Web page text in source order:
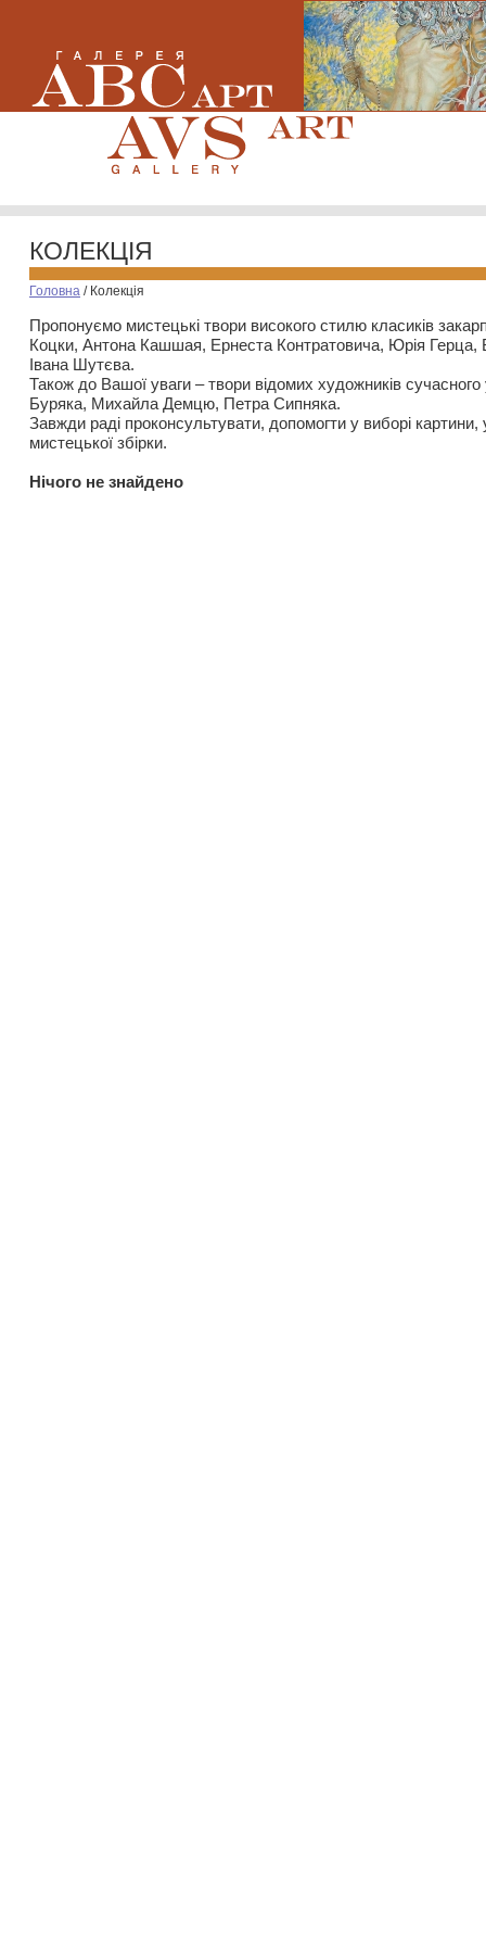
КОЛЕКЦІЯ
Головна / Колекція
Пропонуємо мистецькі твори високого стилю класиків
Коцки, Антона Кашшая, Ернеста Контратовича, Юрія
Івана Шутєва.
Також до Вашої уваги – твори відомих художників
Буряка, Михайла Демцю, Петра Сипняка.
Завжди раді проконсультувати, допомогти у виборі картини,
мистецької збірки.
Нiчого не знайдено